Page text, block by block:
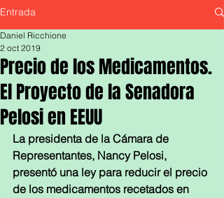
Entrada
Precio de los Medicamentos.
El Proyecto de la Senadora
Pelosi en EEUU
Daniel Ricchione
2 oct 2019
La presidenta de la Cámara de
Representantes, Nancy Pelosi,
presentó una ley para reducir el precio
de los medicamentos recetados en